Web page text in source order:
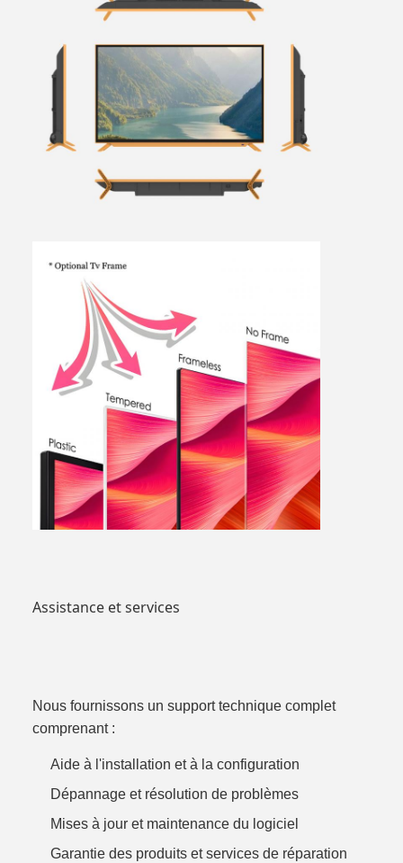
Assistance et services
Nous fournissons un support technique complet
comprenant :
Aide à l'installation et à la configuration
Dépannage et résolution de problèmes
Mises à jour et maintenance du logiciel
Garantie des produits et services de réparation